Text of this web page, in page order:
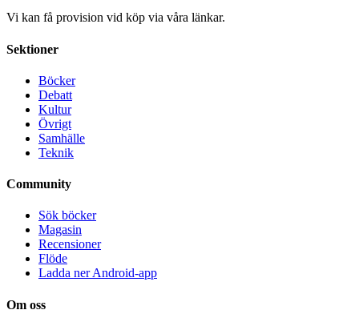
Vi kan få provision vid köp via våra länkar.
Sektioner
Böcker
Debatt
Kultur
Övrigt
Samhälle
Teknik
Community
Sök böcker
Magasin
Recensioner
Flöde
Ladda ner Android-app
Om oss